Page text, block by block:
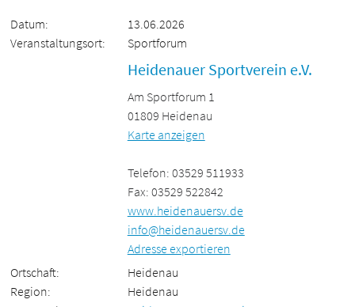
Datum:
13.06.2026
Veranstaltungsort:
Sportforum
Heidenauer Sportverein e.V.
Am Sportforum 1
01809 Heidenau
Karte anzeigen
Telefon: 03529 511933
Fax: 03529 522842
www.heidenauersv.de
info@heidenauersv.de
Adresse exportieren
Ortschaft:
Heidenau
Region:
Heidenau